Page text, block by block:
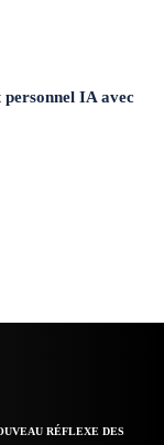
IA avec
RÉFLEXE DES